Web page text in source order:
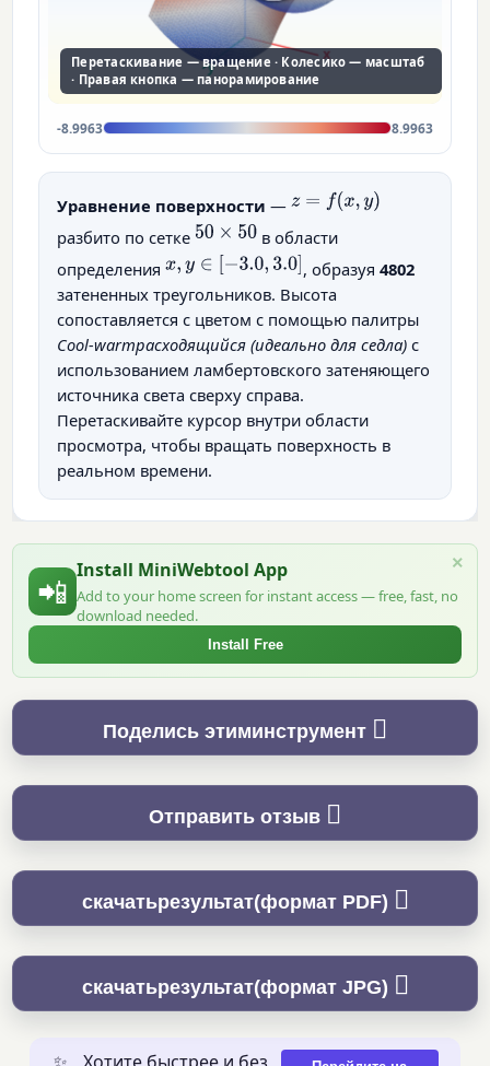
Перетаскивание — вращение · Колесико — масштаб
· Правая кнопка — панорамирование
-8.9963 8.9963
Уравнение поверхности — z=f(x ,y)
разбито по сетке 50× 50
в области
определения x,y∈ [− 3.0,3.0] , образуя 4802
затененных треугольников. Высота
сопоставляется с цветом с помощью палитры
Cool-warmрасходящийся (идеально для седла)с
использованием ламбертовского затеняющего
источника света сверху справа.
Перетаскивайте курсор внутри области
просмотра, чтобы вращать поверхность в
реальном времени.
📲
Install MiniWebtool App
Add to your home screen for instant access — free, fast, no
download needed.
Install Free
×
Поделись этиминструмент
Отправить отзыв
скачатьрезультат(формат PDF)
скачатьрезультат(формат JPG)